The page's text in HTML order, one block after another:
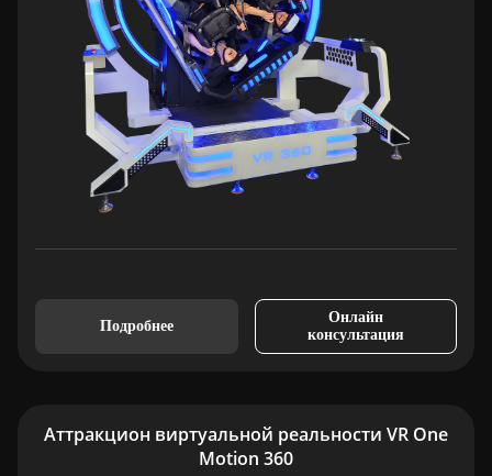
Подробнее
Онлайн
консультация
Аттракцион виртуальной реальности VR One
Motion 360